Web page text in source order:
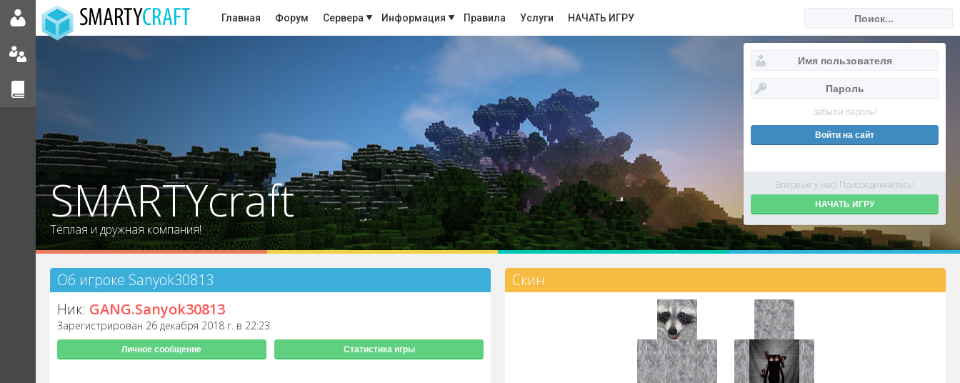
Главная Форум Сервера Информация Правила Услуги НАЧАТЬ ИГРУ
Забыли пароль?
Впервые у нас? Присоединяйтесь!
НАЧАТЬ ИГРУ
SMARTYcraft
Тёплая и дружная компания!
Об игроке Sanyok30813
Ник: GANG.Sanyok30813
Зарегистрирован 26 декабря 2018 г. в 22:23.
Личное сообщение Статистика игры
Скин